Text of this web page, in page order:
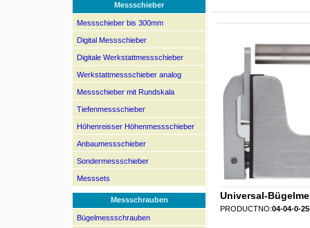
Messschieber
Messschieber bis 300mm
Digital Messschieber
Digitale Werkstattmessschieber
Werkstattmessschieber analog
Messschieber mit Rundskala
Tiefenmessschieber
Höhenreisser Höhenmessschieber
Anbaumessschieber
Sondermessschieber
Messsets
Messschrauben
Bügelmessschrauben
Universal-
PRODUCTNO:04-04-0-